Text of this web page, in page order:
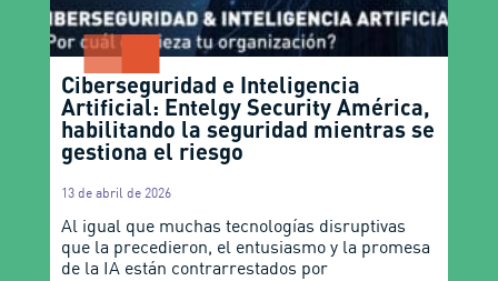
Ciberseguridad e Inteligencia
Artificial: Entelgy Security América,
habilitando la seguridad mientras se
gestiona el riesgo
13 de abril de 2026
Al igual que muchas tecnologías disruptivas
que la precedieron, el entusiasmo y la promesa
de la IA están contrarrestados por